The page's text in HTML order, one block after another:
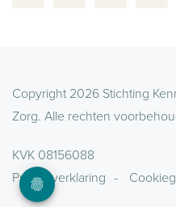
Copyright 2026 Stichting
Zorg. Alle rechten
KVK 08156088
Privacyverklaring